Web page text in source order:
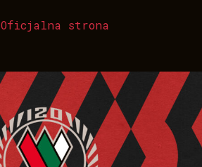
Oficjalna strona